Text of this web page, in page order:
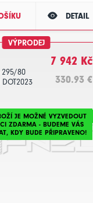
DETAIL
VÝPRODEJ
295/80
7 942 Kč
330.93 €
JE MOŽNÉ VYZVEDOUT
ZDARMA - BUDEME VÁS
KDY BUDE PŘIPRAVENO!